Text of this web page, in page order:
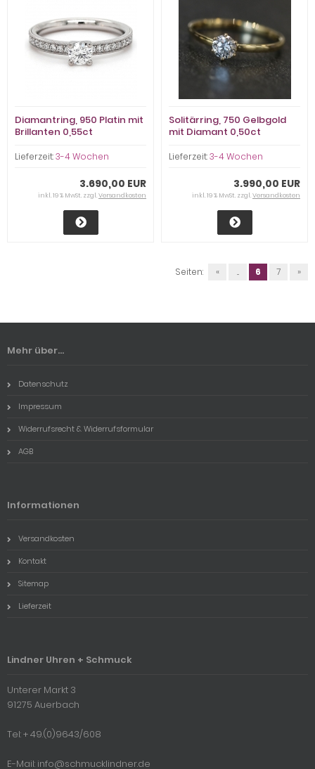
Diamantring, 950 Platin mit
Brillanten 0,55ct
Lieferzeit:3-4 Wochen
3.690,00 EUR
inkl. 19 % MwSt. zzgl.Versandkosten
Solitärring, 750 Gelbgold
mit Diamant 0,50ct
Lieferzeit:3-4 Wochen
3.990,00 EUR
inkl. 19 % MwSt. zzgl.Versandkosten
Seiten: « ... 6 7 »
Mehr über...
Datenschutz
Impressum
Widerrufsrecht & Widerrufsformular
AGB
Informationen
Versandkosten
Kontakt
Sitemap
Lieferzeit
Lindner Uhren + Schmuck
Unterer Markt 3
91275 Auerbach
Tel: + 49.(0)9643/608
E-Mail: info@schmucklindner.de